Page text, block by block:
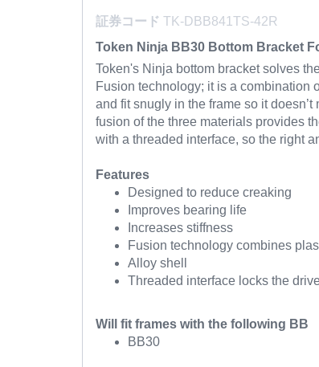
証券コード TK-DBB841TS-42R
Token Ninja BB30 Bottom Bracket
Token's Ninja bottom bracket solves
Fusion technology; it is a combination
and fit snugly in the frame so it
fusion of the three materials provides
with a threaded interface, so the right
Features
Designed to reduce creaking
Improves bearing life
Increases stiffness
Fusion technology combines
Alloy shell
Threaded interface locks the
Will fit frames with the following BB
BB30